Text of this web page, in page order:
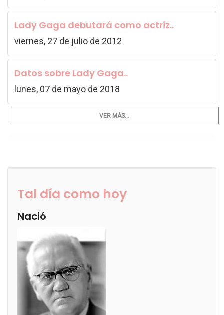
Lady Gaga debutará como actriz..
viernes, 27 de julio de 2012
Datos sobre Lady Gaga..
lunes, 07 de mayo de 2018
VER MÁS...
Tal día como hoy
Nació